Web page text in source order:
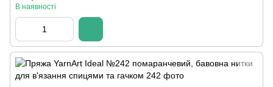
В наявності